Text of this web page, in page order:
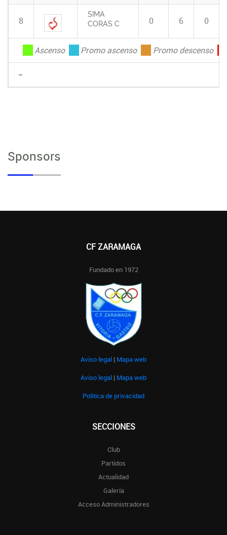
Ascenso Promo ascenso Promo descenso
-
8
SIMA
CORAS C
0 6 0
Sponsors
CF ZARAMAGA
Fundado en 1972
Aviso legal | Mapa web
Aviso legal | Mapa web
Politica de privacidad
SECCIONES
Club
Partidos
Actualidad
Galería
Acceso Administradores